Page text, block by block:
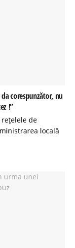
corespunzător, nu
!”
de
locală